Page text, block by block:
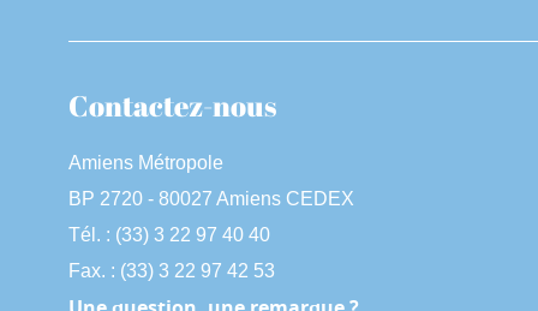
Contactez-nous
Amiens Métropole
BP 2720 - 80027 Amiens CEDEX
Tél. : (33) 3 22 97 40 40
Fax. : (33) 3 22 97 42 53